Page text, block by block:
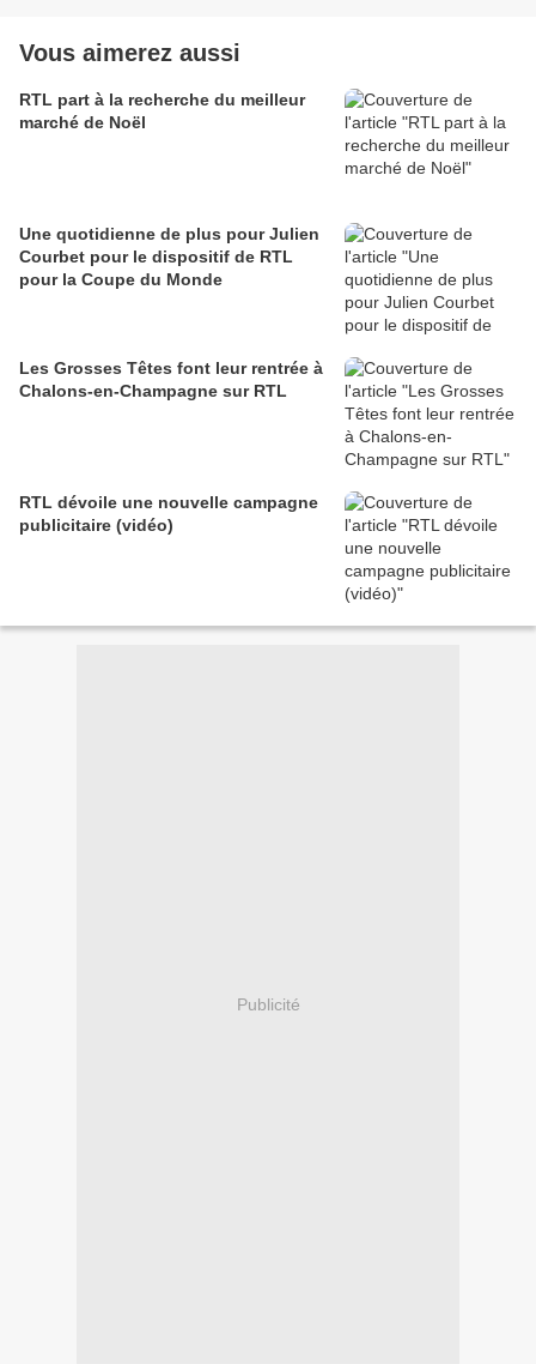
Vous aimerez aussi
RTL part à la recherche du meilleur
marché de Noël
Une quotidienne de plus pour Julien
Courbet pour le dispositif de RTL
pour la Coupe du Monde
Les Grosses Têtes font leur rentrée à
Chalons-en-Champagne sur RTL
RTL dévoile une nouvelle campagne
publicitaire (vidéo)
Publicité